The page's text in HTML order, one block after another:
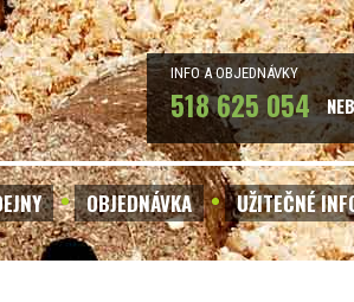
INFO A OBJEDNÁVKY
518 625 054
OBJEDNÁVKA UŽITEČNÉ